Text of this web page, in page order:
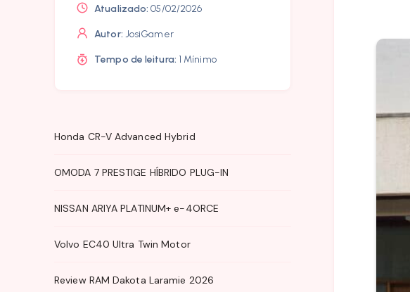
Atualizado: 05/02/2026
Autor: JosiGamer
Tempo de leitura: 1 Mínimo
Honda CR-V Advanced Hybrid
OMODA 7 PRESTIGE HÍBRIDO PLUG-IN
NISSAN ARIYA PLATINUM+ e-4ORCE
Volvo EC40 Ultra Twin Motor
Review RAM Dakota Laramie 2026